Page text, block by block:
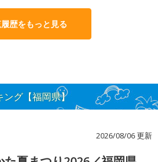
歴をもっと見る
グ【福岡県】
2026/08/06 更新